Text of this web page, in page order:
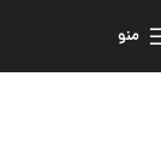
منو